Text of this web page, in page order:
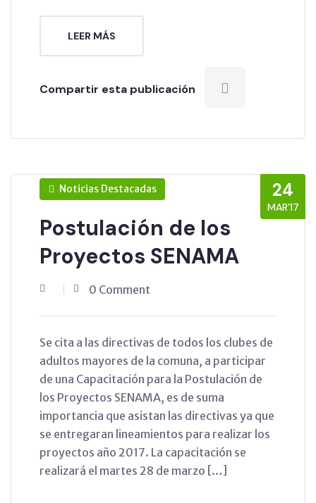
LEER MÁS
Compartir esta publicación
24
MAR’17
Noticias Destacadas
Postulación de los
Proyectos SENAMA
0 Comment
Se cita a las directivas de todos los clubes de
adultos mayores de la comuna, a participar
de una Capacitación para la Postulación de
los Proyectos SENAMA, es de suma
importancia que asistan las directivas ya que
se entregaran lineamientos para realizar los
proyectos año 2017. La capacitación se
realizará el martes 28 de marzo […]